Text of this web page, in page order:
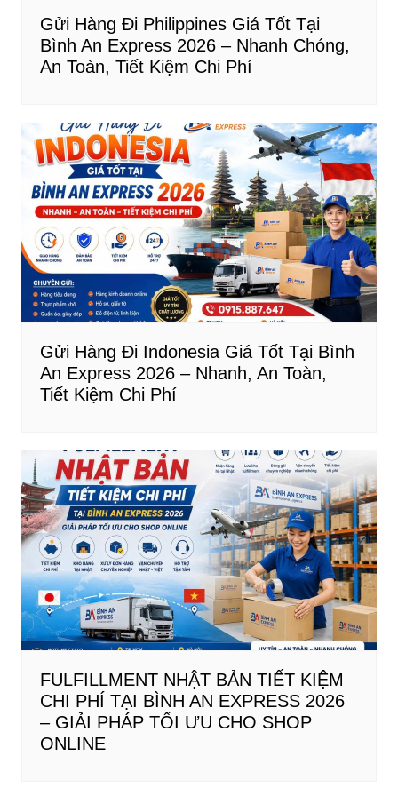
Gửi Hàng Đi Philippines Giá Tốt Tại
Bình An Express 2026 – Nhanh Chóng,
An Toàn, Tiết Kiệm Chi Phí
Gửi Hàng Đi Indonesia Giá Tốt Tại Bình
An Express 2026 – Nhanh, An Toàn,
Tiết Kiệm Chi Phí
FULFILLMENT NHẬT BẢN TIẾT KIỆM
CHI PHÍ TẠI BÌNH AN EXPRESS 2026
– GIẢI PHÁP TỐI ƯU CHO SHOP
ONLINE